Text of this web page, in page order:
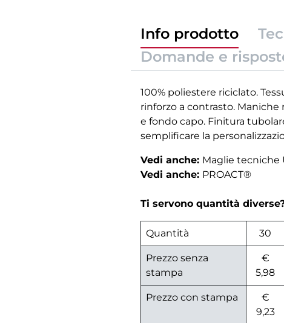
Info prodotto
Domande e
100% poliestere riciclato.
rinforzo a contrasto.
e fondo capo. Finitura
semplificare la
Vedi anche: Maglie tecniche
Vedi anche: PROACT®
Ti servono quantità
Quantità 30
Prezzo senza
stampa
€
5,98
Prezzo con stampa
€
9,23